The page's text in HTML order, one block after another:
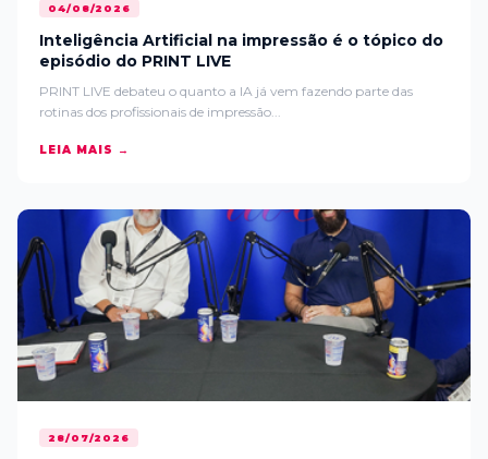
04/08/2026
Inteligência Artificial na impressão é o tópico do
episódio do PRINT LIVE
PRINT LIVE debateu o quanto a IA já vem fazendo parte das
rotinas dos profissionais de impressão...
LEIA MAIS →
28/07/2026